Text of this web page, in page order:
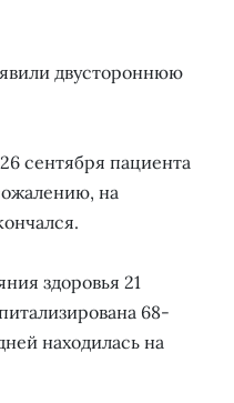
двустороннюю
сентября пациента
на
здоровья 21
68-
находилась на